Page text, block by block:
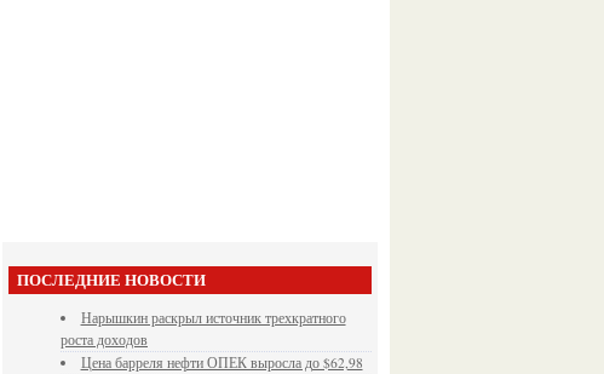
ПОСЛЕДНИЕ НОВОСТИ
Нарышкин раскрыл источник трехкратного
роста доходов
Цена барреля нефти ОПЕК выросла до $62,98